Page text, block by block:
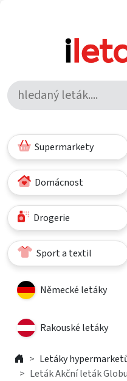
Supermarkety
Domácnost
Drogerie
Sport a textil
Německé letáky
Rakouské letáky
Letáky
Leták Akční leták